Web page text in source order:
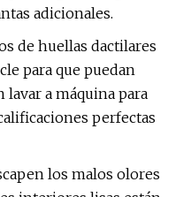
adicionales.
de huellas dactilares
para que puedan
a máquina para
perfectas
los malos olores